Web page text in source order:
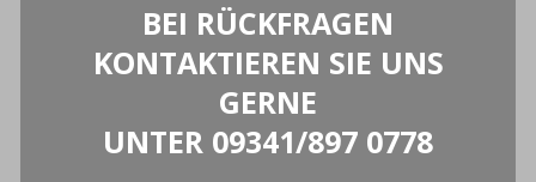
BEI RÜCKFRAGEN
KONTAKTIEREN SIE UNS
GERNE
UNTER 09341/897 0778